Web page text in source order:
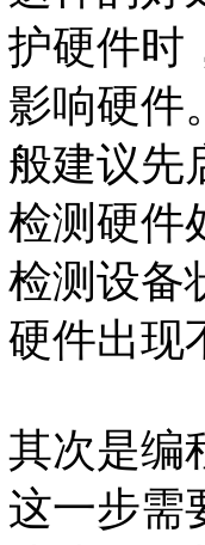
护硬件时
影响硬件
般建议先
检测硬件
检测设备
硬件出现
其次是编
这一步需